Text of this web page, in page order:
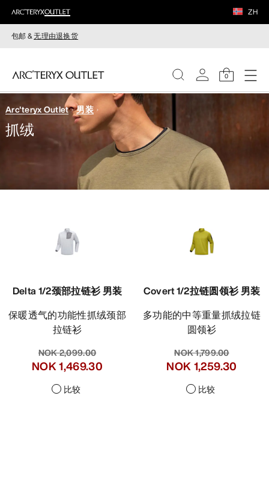
ZH
包邮 &无理由退换货
0
女装
Arc'teryx Outlet 男装
抓绒
Delta 1/2颈部拉链衫 男装
保暖透气的功能性抓绒颈部
拉链衫
NOK 2,099.00
NOK 1,469.30
比较
Covert 1/2拉链圆领衫 男装
多功能的中等重量抓绒拉链
圆领衫
NOK 1,799.00
NOK 1,259.30
比较